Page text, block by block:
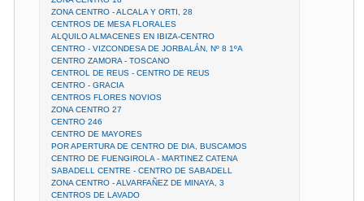
ZONA CENTRO - ALCALA Y ORTI, 28
CENTROS DE MESA FLORALES
ALQUILO ALMACENES EN IBIZA-CENTRO
CENTRO - VIZCONDESA DE JORBALÁN, Nº 8 1ºA
CENTRO ZAMORA - TOSCANO
CENTROL DE REUS - CENTRO DE REUS
CENTRO - GRACIA
CENTROS FLORES NOVIOS
ZONA CENTRO 27
CENTRO 246
CENTRO DE MAYORES
POR APERTURA DE CENTRO DE DIA, BUSCAMOS
CENTRO DE FUENGIROLA - MARTINEZ CATENA
SABADELL CENTRE - CENTRO DE SABADELL
ZONA CENTRO - ALVARFAÑEZ DE MINAYA, 3
CENTROS DE LAVADO